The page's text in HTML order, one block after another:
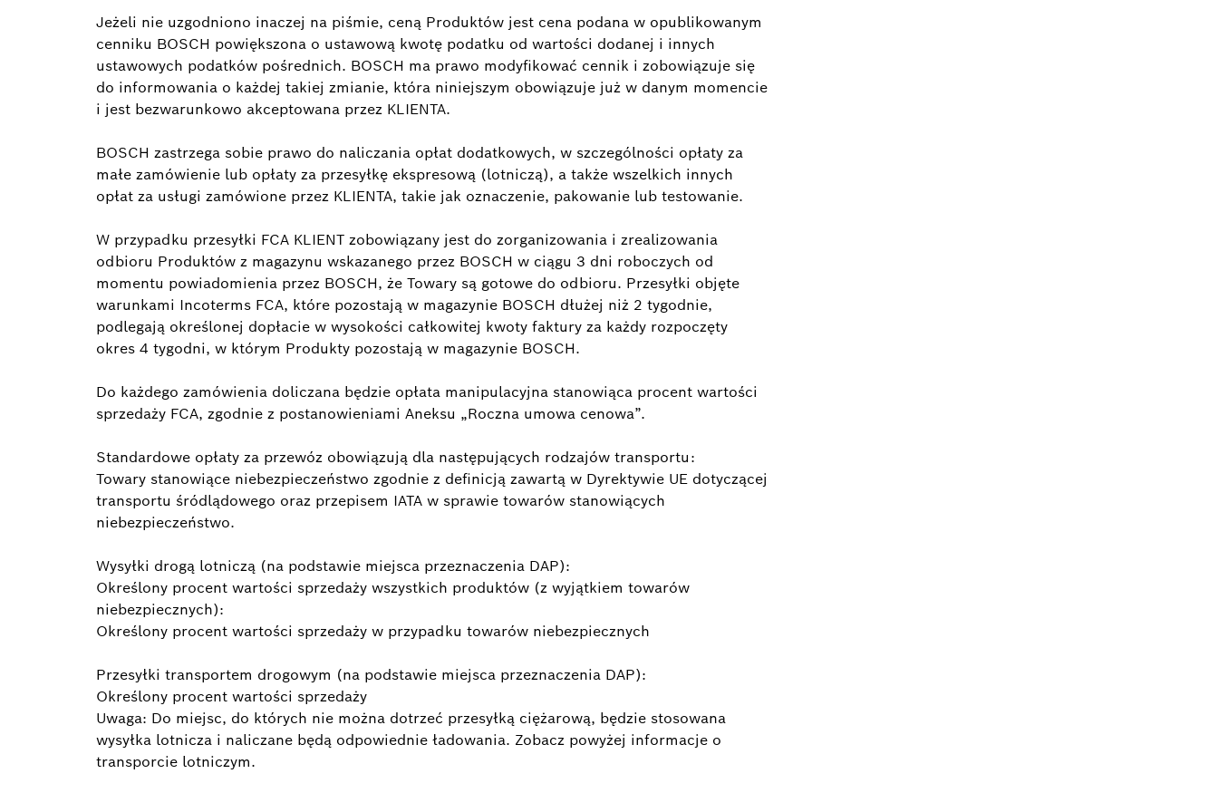
Jeżeli nie uzgodniono inaczej na piśmie, ceną Produktów jest cena podana w opublikowanym
cenniku BOSCH powiększona o ustawową kwotę podatku od wartości dodanej i innych
ustawowych podatków pośrednich. BOSCH ma prawo modyfikować cennik i zobowiązuje się
do informowania o każdej takiej zmianie, która niniejszym obowiązuje już w danym momencie
i jest bezwarunkowo akceptowana przez KLIENTA.
BOSCH zastrzega sobie prawo do naliczania opłat dodatkowych, w szczególności opłaty za
małe zamówienie lub opłaty za przesyłkę ekspresową (lotniczą), a także wszelkich innych
opłat za usługi zamówione przez KLIENTA, takie jak oznaczenie, pakowanie lub testowanie.
W przypadku przesyłki FCA KLIENT zobowiązany jest do zorganizowania i zrealizowania
odbioru Produktów z magazynu wskazanego przez BOSCH w ciągu 3 dni roboczych od
momentu powiadomienia przez BOSCH, że Towary są gotowe do odbioru. Przesyłki objęte
warunkami Incoterms FCA, które pozostają w magazynie BOSCH dłużej niż 2 tygodnie,
podlegają określonej dopłacie w wysokości całkowitej kwoty faktury za każdy rozpoczęty
okres 4 tygodni, w którym Produkty pozostają w magazynie BOSCH.
Do każdego zamówienia doliczana będzie opłata manipulacyjna stanowiąca procent wartości
sprzedaży FCA, zgodnie z postanowieniami Aneksu „Roczna umowa cenowa”.
Standardowe opłaty za przewóz obowiązują dla następujących rodzajów transportu:
Towary stanowiące niebezpieczeństwo zgodnie z definicją zawartą w Dyrektywie UE dotyczącej
transportu śródlądowego oraz przepisem IATA w sprawie towarów stanowiących
niebezpieczeństwo.
Wysyłki drogą lotniczą (na podstawie miejsca przeznaczenia DAP):
Określony procent wartości sprzedaży wszystkich produktów (z wyjątkiem towarów
niebezpiecznych):
Określony procent wartości sprzedaży w przypadku towarów niebezpiecznych
Przesyłki transportem drogowym (na podstawie miejsca przeznaczenia DAP):
Określony procent wartości sprzedaży
Uwaga: Do miejsc, do których nie można dotrzeć przesyłką ciężarową, będzie stosowana
wysyłka lotnicza i naliczane będą odpowiednie ładowania. Zobacz powyżej informacje o
transporcie lotniczym.